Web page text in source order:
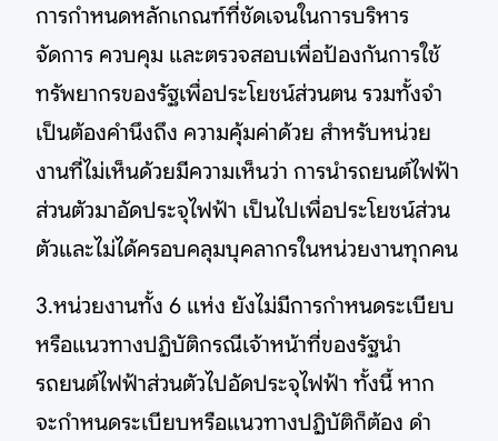
การกําหนดหลักเกณฑ์ที่ชัดเจนในการบริหาร
จัดการ ควบคุม และตรวจสอบเพื่อป้องกันการใช้
ทรัพยากรของรัฐเพื่อประโยชน์ส่วนตน รวมทั้งจํา
เป็นต้องคํานึงถึง ความคุ้มค่าด้วย สําหรับหน่วย
งานที่ไม่เห็นด้วยมีความเห็นว่า การนํารถยนต์ไฟฟ้า
ส่วนตัวมาอัดประจุไฟฟ้า เป็นไปเพื่อประโยชน์ส่วน
ตัวและไม่ได้ครอบคลุมบุคลากรในหน่วยงานทุกคน
3.หน่วยงานทั้ง 6 แห่ง ยังไม่มีการกําหนดระเบียบ
หรือแนวทางปฏิบัติกรณีเจ้าหน้าที่ของรัฐนํา
รถยนต์ไฟฟ้าส่วนตัวไปอัดประจุไฟฟ้า ทั้งนี้ หาก
จะกําหนดระเบียบหรือแนวทางปฏิบัติก็ต้อง ดํา